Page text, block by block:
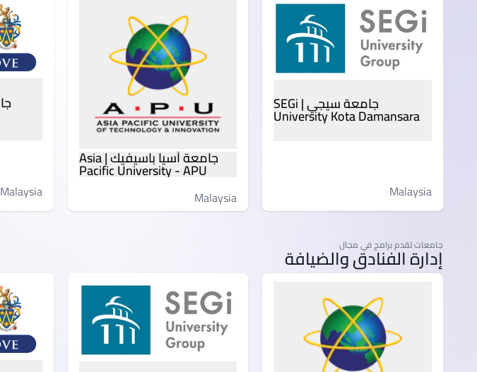
جامعة سيجي | SEGi
University Kota Damansara
Malaysia
جامعة آسيا باسيفيك | Asia
Pacific University - APU
Malaysia
Malaysia
جامعات تقدم برامج في مجال
إدارة الفنادق والضيافة